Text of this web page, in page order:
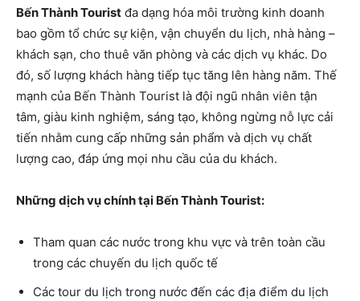
Bến Thành Tourist đa dạng hóa môi trường kinh doanh
bao gồm tổ chức sự kiện, vận chuyển du lịch, nhà hàng –
khách sạn, cho thuê văn phòng và các dịch vụ khác. Do
đó, số lượng khách hàng tiếp tục tăng lên hàng năm. Thế
mạnh của Bến Thành Tourist là đội ngũ nhân viên tận
tâm, giàu kinh nghiệm, sáng tạo, không ngừng nỗ lực cải
tiến nhằm cung cấp những sản phẩm và dịch vụ chất
lượng cao, đáp ứng mọi nhu cầu của du khách.
Những dịch vụ chính tại Bến Thành Tourist:
Tham quan các nước trong khu vực và trên toàn cầu
trong các chuyến du lịch quốc tế
Các tour du lịch trong nước đến các địa điểm du lịch